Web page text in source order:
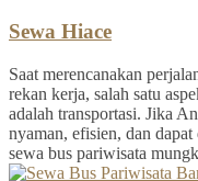
Sewa Hiace
Saat merencanakan
rekan kerja, salah satu
adalah transportasi. Jika
nyaman, efisien, dan
sewa bus pariwisata